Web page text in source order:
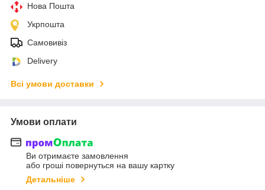
Нова Пошта
Укрпошта
Самовивіз
Delivery
Всі умови доставки
Умови оплати
Ви отримаєте замовлення
або гроші повернуться на вашу картку
Детальніше